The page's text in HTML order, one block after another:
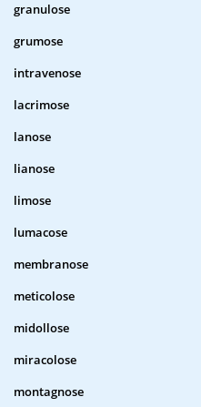
granulose
grumose
intravenose
lacrimose
lanose
lianose
limose
lumacose
membranose
meticolose
midollose
miracolose
montagnose